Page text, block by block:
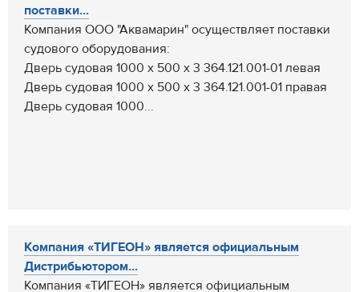
поставки...
Компания ООО "Аквамарин" осуществляет поставки
судового оборудования:
Дверь судовая 1000 х 500 х 3 364.121.001-01 левая
Дверь судовая 1000 х 500 х 3 364.121.001-01 правая
Дверь судовая 1000...
Компания «ТИГЕОН» является официальным
Дистрибьютором...
Компания «ТИГЕОН» является официальным